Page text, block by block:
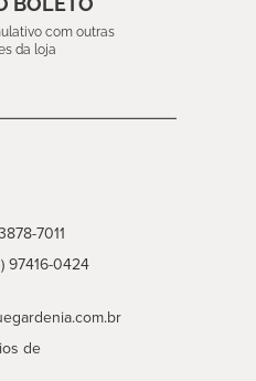
com outras
da loja
7011
97416-0424
de